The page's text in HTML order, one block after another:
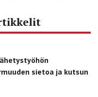
sietoa ja kutsun